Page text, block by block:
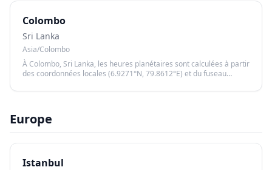
Colombo
Sri Lanka
Asia/Colombo
À Colombo, Sri Lanka, les heures planétaires sont calculées à partir
des coordonnées locales (6.9271°N, 79.8612°E) et du fuseau
lever et le coucher du soleil.
Europe
Istanbul